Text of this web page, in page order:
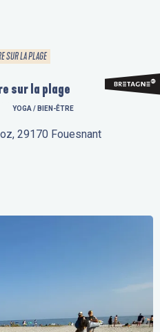
SUR LA PLAGE
sur la plage
YOGA / BIEN-ÊTRE
29170 Fouesnant